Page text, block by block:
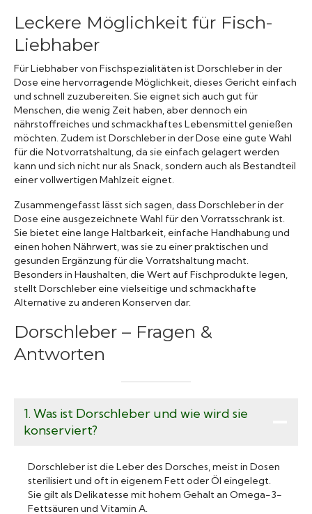
Leckere Möglichkeit für Fisch-
Liebhaber
Für Liebhaber von Fischspezialitäten ist Dorschleber in der
Dose eine hervorragende Möglichkeit, dieses Gericht einfach
und schnell zuzubereiten. Sie eignet sich auch gut für
Menschen, die wenig Zeit haben, aber dennoch ein
nährstoffreiches und schmackhaftes Lebensmittel genießen
möchten. Zudem ist Dorschleber in der Dose eine gute Wahl
für die Notvorratshaltung, da sie einfach gelagert werden
kann und sich nicht nur als Snack, sondern auch als Bestandteil
einer vollwertigen Mahlzeit eignet.
Zusammengefasst lässt sich sagen, dass Dorschleber in der
Dose eine ausgezeichnete Wahl für den Vorratsschrank ist.
Sie bietet eine lange Haltbarkeit, einfache Handhabung und
einen hohen Nährwert, was sie zu einer praktischen und
gesunden Ergänzung für die Vorratshaltung macht.
Besonders in Haushalten, die Wert auf Fischprodukte legen,
stellt Dorschleber eine vielseitige und schmackhafte
Alternative zu anderen Konserven dar.
Dorschleber – Fragen &
Antworten
1. Was ist Dorschleber und wie wird sie
konserviert?
Dorschleber ist die Leber des Dorsches, meist in Dosen
sterilisiert und oft in eigenem Fett oder Öl eingelegt.
Sie gilt als Delikatesse mit hohem Gehalt an Omega-3-
Fettsäuren und Vitamin A.